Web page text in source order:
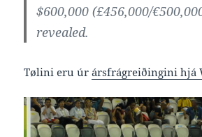
$600,000 (£456,000/
revealed.
Tølini eru úrársfrágreiðingini hjá